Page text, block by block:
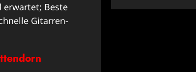
erwartet; Beste
Gitarren-